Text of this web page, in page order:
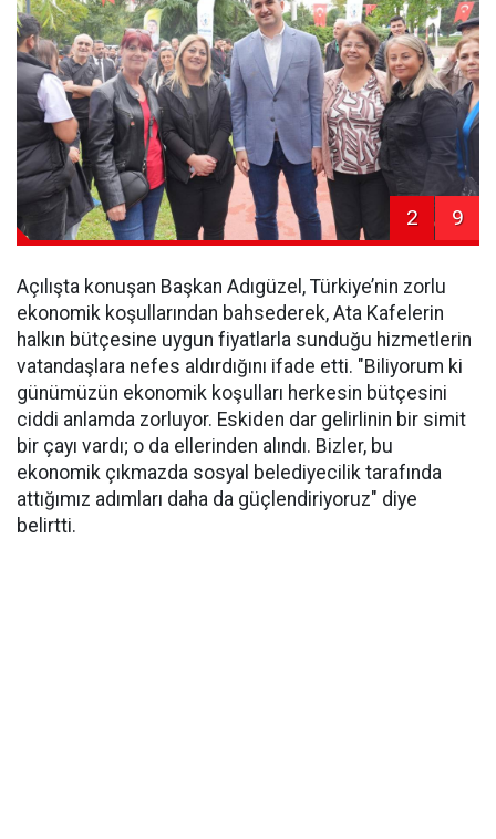
2 9
Açılışta konuşan Başkan Adıgüzel, Türkiye’nin zorlu
ekonomik koşullarından bahsederek, Ata Kafelerin
halkın bütçesine uygun fiyatlarla sunduğu hizmetlerin
vatandaşlara nefes aldırdığını ifade etti. "Biliyorum ki
günümüzün ekonomik koşulları herkesin bütçesini
ciddi anlamda zorluyor. Eskiden dar gelirlinin bir simit
bir çayı vardı; o da ellerinden alındı. Bizler, bu
ekonomik çıkmazda sosyal belediyecilik tarafında
attığımız adımları daha da güçlendiriyoruz" diye
belirtti.